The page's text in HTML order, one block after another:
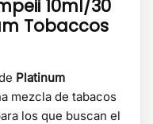
10ml/30
Tobaccos
Platinum
mezcla de tabacos
los que buscan el